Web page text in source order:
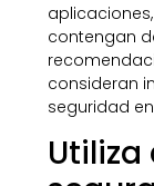
contengan
consideran
seguridad